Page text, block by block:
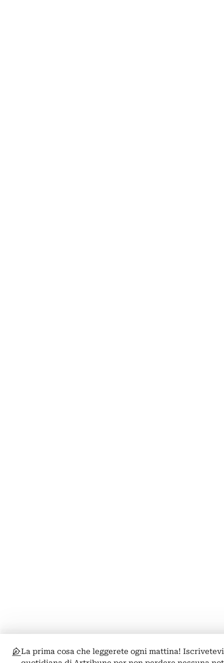
La prima cosa che leggerete ogni mattina!